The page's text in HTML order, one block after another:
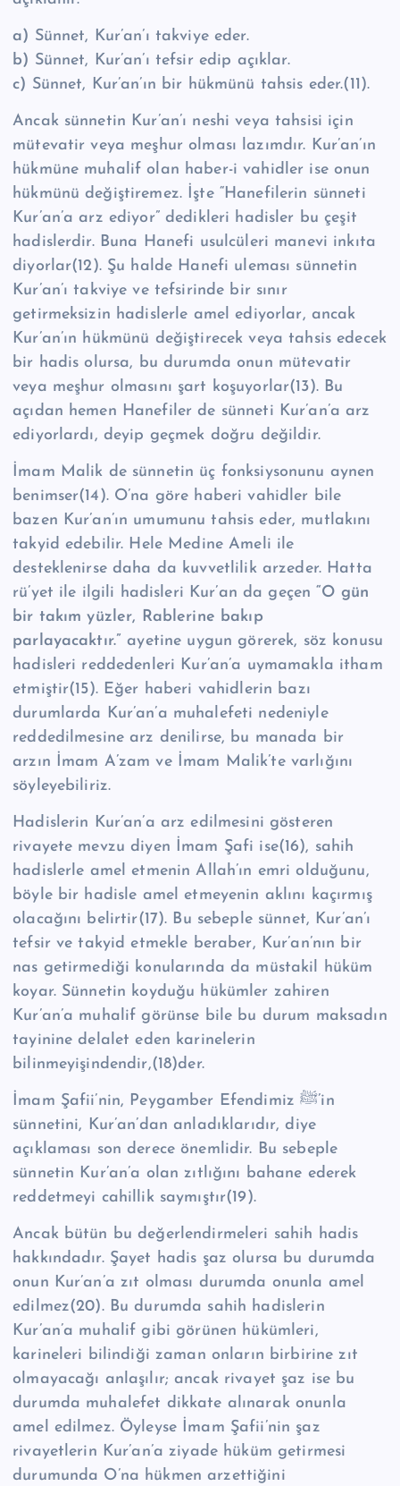
a) Sünnet, Kur’an’ı takviye eder.
b) Sünnet, Kur’an’ı tefsir edip açıklar.
c) Sünnet, Kur’an’ın bir hükmünü tahsis eder.(11).
Ancak sünnetin Kur’an’ı neshi veya tahsisi için
mütevatir veya meşhur olması lazımdır. Kur’an’ın
hükmüne muhalif olan haber-i vahidler ise onun
hükmünü değiştiremez. İşte “Hanefilerin sünneti
Kur’an’a arz ediyor” dedikleri hadisler bu çeşit
hadislerdir. Buna Hanefi usulcüleri manevi inkıta
diyorlar(12). Şu halde Hanefi uleması sünnetin
Kur’an’ı takviye ve tefsirinde bir sınır
getirmeksizin hadislerle amel ediyorlar, ancak
Kur’an’ın hükmünü değiştirecek veya tahsis edecek
bir hadis olursa, bu durumda onun mütevatir
veya meşhur olmasını şart koşuyorlar(13). Bu
açıdan hemen Hanefiler de sünneti Kur’an’a arz
ediyorlardı, deyip geçmek doğru değildir.
İmam Malik de sünnetin üç fonksiysonunu aynen
benimser(14). O’na göre haberi vahidler bile
bazen Kur’an’ın umumunu tahsis eder, mutlakını
takyid edebilir. Hele Medine Ameli ile
desteklenirse daha da kuvvetlilik arzeder. Hatta
rü’yet ile ilgili hadisleri Kur’an da geçen“O gün
bir takım yüzler, Rablerine bakıp
parlayacaktır.” ayetine uygun görerek, söz konusu
hadisleri reddedenleri Kur’an’a uymamakla itham
etmiştir(15). Eğer haberi vahidlerin bazı
durumlarda Kur’an’a muhalefeti nedeniyle
reddedilmesine arz denilirse, bu manada bir
arzın İmam A’zam ve İmam Malik’te varlığını
söyleyebiliriz.
Hadislerin Kur’an’a arz edilmesini gösteren
rivayete mevzu diyen İmam Şafi ise(16), sahih
hadislerle amel etmenin Allah’ın emri olduğunu,
böyle bir hadisle amel etmeyenin aklını kaçırmış
olacağını belirtir(17). Bu sebeple sünnet, Kur’an’ı
tefsir ve takyid etmekle beraber, Kur’an’nın bir
nas getirmediği konularında da müstakil hüküm
koyar. Sünnetin koyduğu hükümler zahiren
Kur’an’a muhalif görünse bile bu durum maksadın
tayinine delalet eden karinelerin
bilinmeyişindendir,(18)der.
İmam Şafii’nin, Peygamber Efendimiz ﷺ’in
sünnetini, Kur’an’dan anladıklarıdır, diye
açıklaması son derece önemlidir. Bu sebeple
sünnetin Kur’an’a olan zıtlığını bahane ederek
reddetmeyi cahillik saymıştır(19).
Ancak bütün bu değerlendirmeleri sahih hadis
hakkındadır. Şayet hadis şaz olursa bu durumda
onun Kur’an’a zıt olması durumda onunla amel
edilmez(20). Bu durumda sahih hadislerin
Kur’an’a muhalif gibi görünen hükümleri,
karineleri bilindiği zaman onların birbirine zıt
olmayacağı anlaşılır; ancak rivayet şaz ise bu
durumda muhalefet dikkate alınarak onunla
amel edilmez. Öyleyse İmam Şafii’nin şaz
rivayetlerin Kur’an’a ziyade hüküm getirmesi
durumunda O’na hükmen arzettiğini